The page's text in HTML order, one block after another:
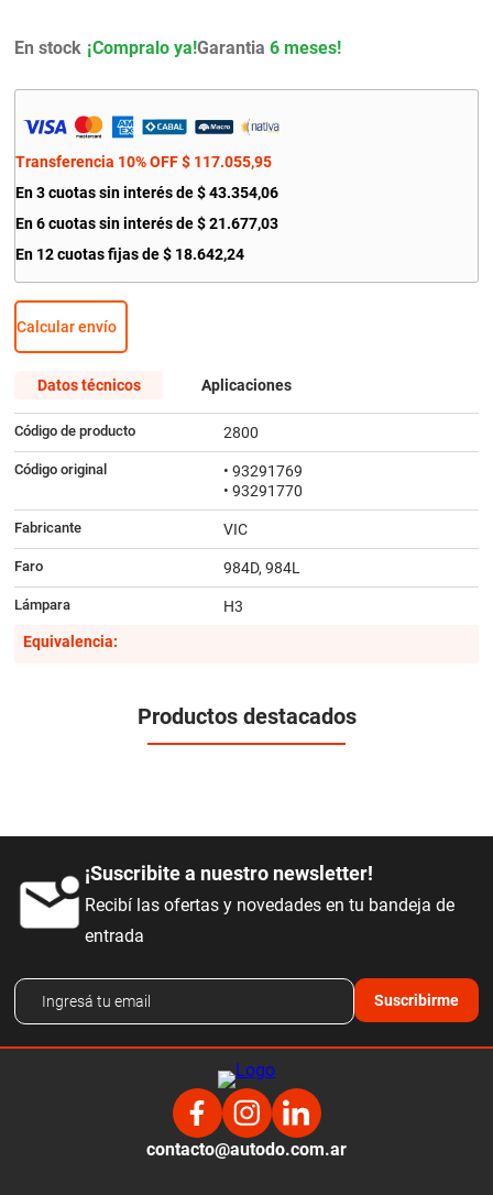
En stock Garantia 6 meses!
Transferencia 10% OFF $ 117.055,95
En 3 cuotas sin interés de $ 43.354,06
En 6 cuotas sin interés de$ 21.677,03
En 12 cuotas fijas de $ 18.642,24
Calcular envío
Datos técnicos Aplicaciones
Código de producto 2800
Código original
• 93291769
• 93291770
Fabricante VIC
Faro 984D, 984L
Lámpara
H3
Equivalencia:
Productos destacados
¡Suscribite a nuestro newsletter!
Recibí las ofertas y novedades en tu bandeja de
entrada
Suscribirme
contacto@autodo.com.ar
10 . amortiguador